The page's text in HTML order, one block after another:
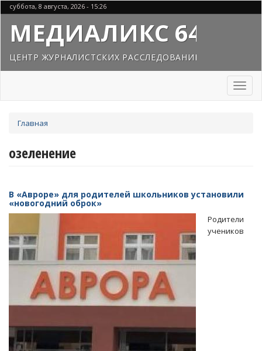
Перейти
к
основному
содержанию
суббота, 8 августа, 2026 - 15:26
МЕДИАЛИКС 64
ЦЕНТР ЖУРНАЛИСТСКИХ РАССЛЕДОВАНИЙ
Toggle
здесь
Главная
озеленение
В «Авроре» для родителей школьников установили
«новогодний оброк»
Родители
учеников